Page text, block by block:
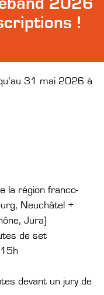
2026
!
31 mai 2026 à
la région franco-
Neuchâtel +
Jura)
de set
devant un jury de